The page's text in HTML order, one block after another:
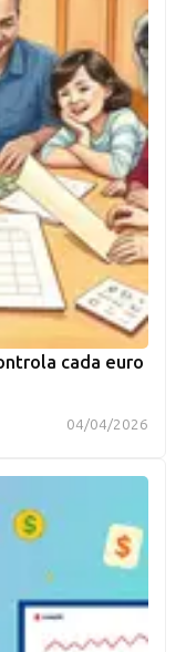
cada euro
04/04/2026